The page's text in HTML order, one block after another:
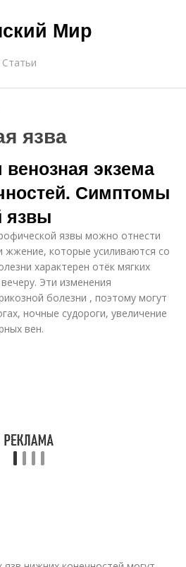
Мир
Статьи
язва
экзема
Симптомы
язвы
язвы можно отнести
жжение, которые усиливаются со
характерен отёк мягких
Эти изменения
болезни , поэтому могут
ночные судороги, увеличение
вен.